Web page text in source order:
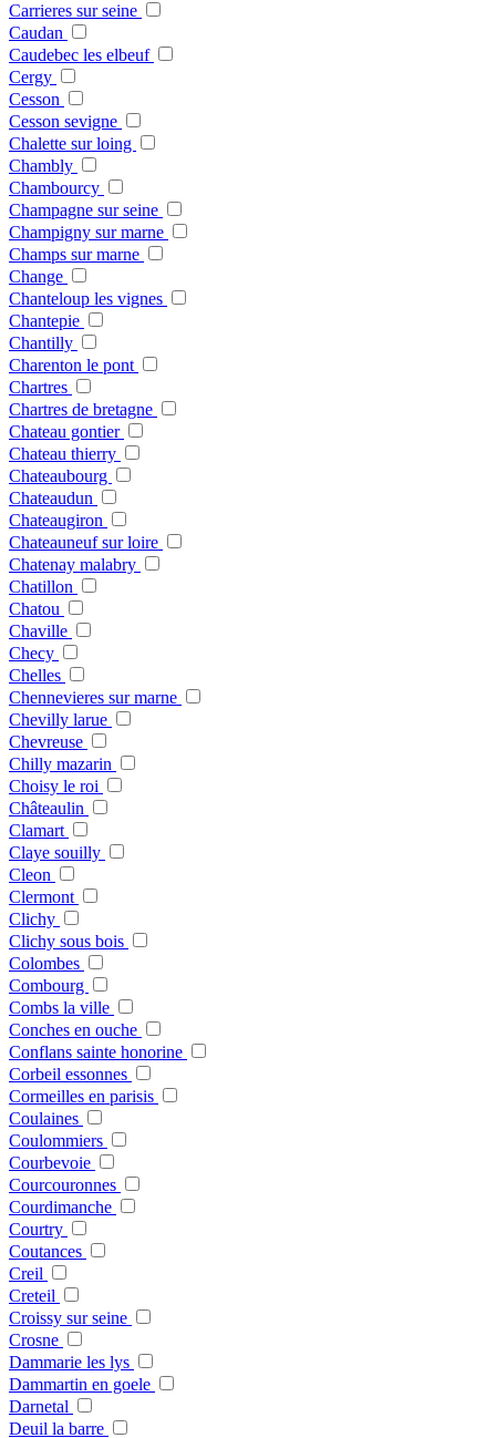
Carrieres sur seine
Caudan
Caudebec les elbeuf
Cergy
Cesson
Cesson sevigne
Chalette sur loing
Chambly
Chambourcy
Champagne sur seine
Champigny sur marne
Champs sur marne
Change
Chanteloup les vignes
Chantepie
Chantilly
Charenton le pont
Chartres
Chartres de bretagne
Chateau gontier
Chateau thierry
Chateaubourg
Chateaudun
Chateaugiron
Chateauneuf sur loire
Chatenay malabry
Chatillon
Chatou
Chaville
Checy
Chelles
Chennevieres sur marne
Chevilly larue
Chevreuse
Chilly mazarin
Choisy le roi
Châteaulin
Clamart
Claye souilly
Cleon
Clermont
Clichy
Clichy sous bois
Colombes
Combourg
Combs la ville
Conches en ouche
Conflans sainte honorine
Corbeil essonnes
Cormeilles en parisis
Coulaines
Coulommiers
Courbevoie
Courcouronnes
Courdimanche
Courtry
Coutances
Creil
Creteil
Croissy sur seine
Crosne
Dammarie les lys
Dammartin en goele
Darnetal
Deuil la barre